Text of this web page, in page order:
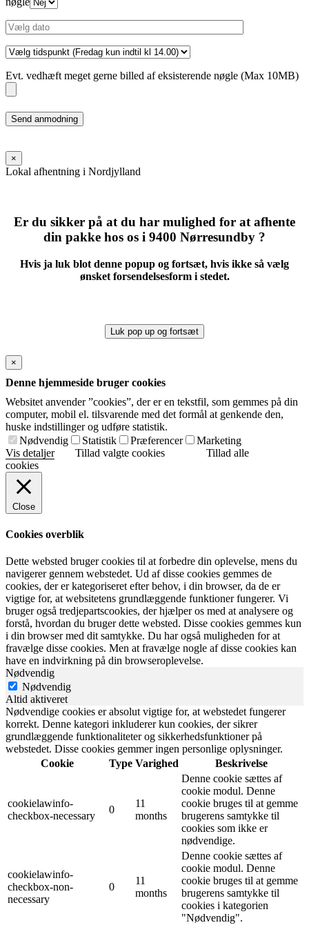
Evt. vedhæft meget gerne billed af eksisterende nøgle (Max 10MB)
Please
leave
field
empty.
×
Lokal afhentning i Nordjylland
Er du sikker på at du har mulighed for at afhente
din pakke hos os i 9400 Nørresundby ?
Hvis ja luk blot denne popup og fortsæt, hvis ikke så vælg
ønsket forsendelsesform i stedet.
Luk pop up og fortsæt
×
Denne hjemmeside bruger cookies
Websitet anvender ”cookies”, der er en tekstfil, som gemmes på din
computer, mobil el. tilsvarende med det formål at genkende den,
huske indstillinger og udføre statistik.
Nødvendig
Statistik Præferencer
Marketing
Vis detaljer
Tillad valgte cookies
Tillad alle
cookies
Close
Cookies overblik
Dette websted bruger cookies til at forbedre din oplevelse, mens du
navigerer gennem webstedet. Ud af disse cookies gemmes de
cookies, der er kategoriseret efter behov, i din browser, da de er
vigtige for, at websitetens grundlæggende funktioner fungerer. Vi
bruger også tredjepartscookies, der hjælper os med at analysere og
forstå, hvordan du bruger dette websted. Disse cookies gemmes kun
i din browser med dit samtykke. Du har også muligheden for at
fravælge disse cookies. Men at fravælge nogle af disse cookies kan
have en indvirkning på din browseroplevelse.
Nødvendig
Nødvendig
Altid aktiveret
Nødvendige cookies er absolut vigtige for, at webstedet fungerer
korrekt. Denne kategori inkluderer kun cookies, der sikrer
grundlæggende funktionaliteter og sikkerhedsfunktioner på
webstedet. Disse cookies gemmer ingen personlige oplysninger.
Cookie
Type Varighed Beskrivelse
cookielawinfo-
checkbox-necessary
0
11
months
Denne cookie sættes af
cookie modul. Denne
cookie bruges til at gemme
brugerens samtykke til
cookies som ikke er
nødvendige.
cookielawinfo-
checkbox-non-
necessary
0
11
months
Denne cookie sættes af
cookie modul. Denne
cookie bruges til at gemme
brugerens samtykke til
cookies i kategorien
"Nødvendig".